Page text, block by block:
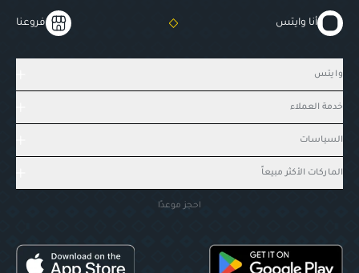
أنا وايتس فروعنا
وايتس
خدمة العملاء
السياسات
الماركات الأكثر مبيعاً
احجز موعدًا